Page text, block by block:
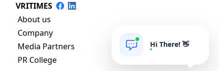
VRITIMES
About us
Company
Media Partners
PR College
Hi There! 👋